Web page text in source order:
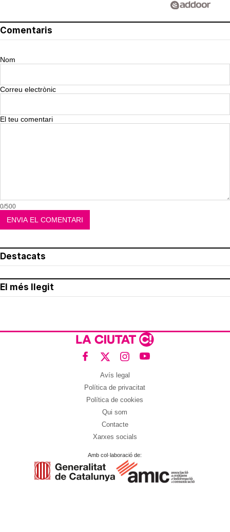
Comentaris
Nom
Correu electrònic
El teu comentari
0/500
Destacats
El més llegit
Avís legal
Política de privacitat
Política de cookies
Qui som
Contacte
Xarxes socials
Amb col·laboració de: